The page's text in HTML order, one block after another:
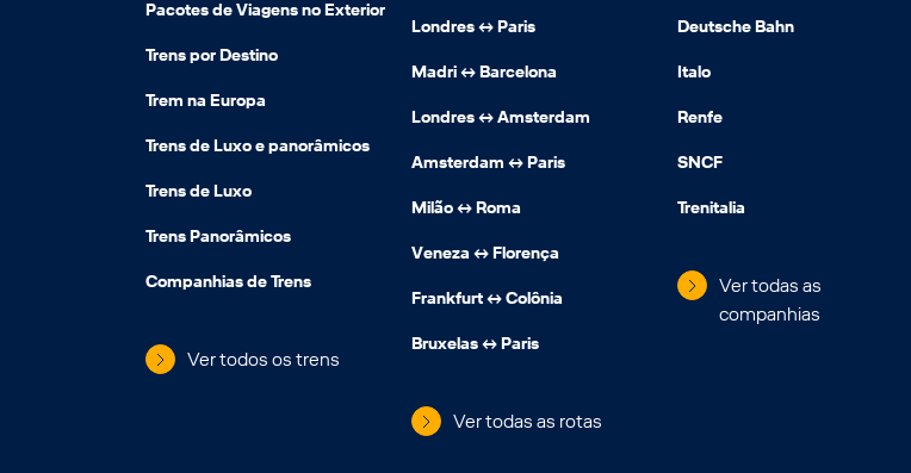
Pacotes de Viagens no Exterior
Trens por Destino
Trem na Europa
Trens de Luxo e panorâmicos
Trens de Luxo
Trens Panorâmicos
Companhias de Trens
Ver todos os trens
Londres ↔️ Paris
Madri ↔️ Barcelona
Londres ↔️ Amsterdam
Amsterdam ↔️ Paris
Milão ↔️ Roma
Veneza ↔️ Florença
Frankfurt ↔️ Colônia
Bruxelas ↔️ Paris
Ver todas as rotas
Deutsche Bahn
Italo
Renfe
SNCF
Trenitalia
Ver todas as
companhias